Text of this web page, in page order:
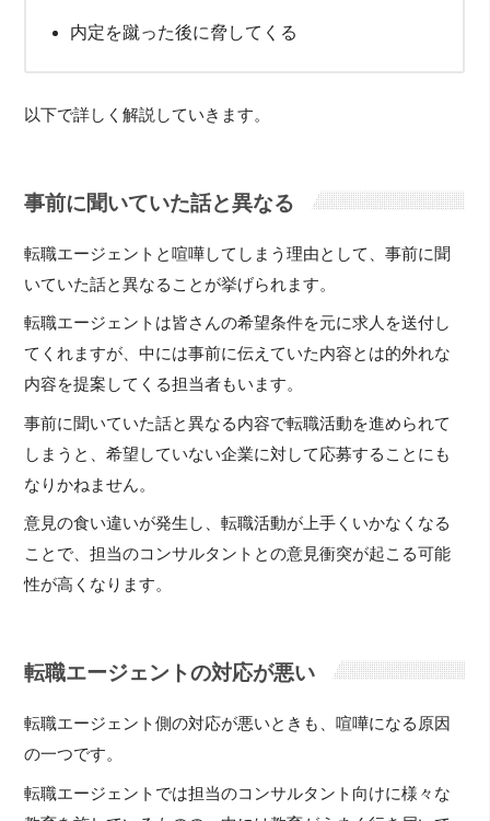
内定を蹴った後に脅してくる
以下で詳しく解説していきます。
事前に聞いていた話と異なる
転職エージェントと喧嘩してしまう理由として、事前に聞
いていた話と異なることが挙げられます。
転職エージェントは皆さんの希望条件を元に求人を送付し
てくれますが、中には事前に伝えていた内容とは的外れな
内容を提案してくる担当者もいます。
事前に聞いていた話と異なる内容で転職活動を進められて
しまうと、希望していない企業に対して応募することにも
なりかねません。
意見の食い違いが発生し、転職活動が上手くいかなくなる
ことで、担当のコンサルタントとの意見衝突が起こる可能
性が高くなります。
転職エージェントの対応が悪い
転職エージェント側の対応が悪いときも、喧嘩になる原因
の一つです。
転職エージェントでは担当のコンサルタント向けに様々な